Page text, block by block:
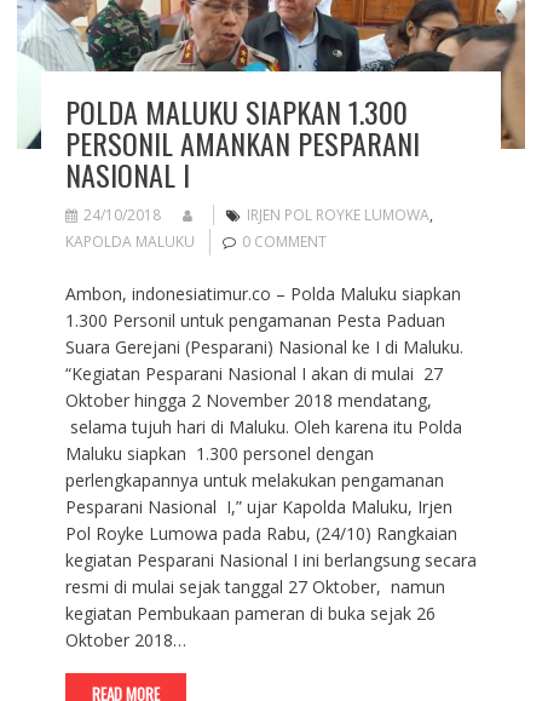
POLDA MALUKU SIAPKAN 1.300
PERSONIL AMANKAN PESPARANI
NASIONAL I
24/10/2018 IRJEN POL ROYKE LUMOWA,
KAPOLDA MALUKU
0 COMMENT
Ambon, indonesiatimur.co – Polda Maluku siapkan
1.300 Personil untuk pengamanan Pesta Paduan
Suara Gerejani (Pesparani) Nasional ke I di Maluku.
“Kegiatan Pesparani Nasional I akan di mulai 27
Oktober hingga 2 November 2018 mendatang,
selama tujuh hari di Maluku. Oleh karena itu Polda
Maluku siapkan 1.300 personel dengan
perlengkapannya untuk melakukan pengamanan
Pesparani Nasional I,” ujar Kapolda Maluku, Irjen
Pol Royke Lumowa pada Rabu, (24/10) Rangkaian
kegiatan Pesparani Nasional I ini berlangsung secara
resmi di mulai sejak tanggal 27 Oktober, namun
kegiatan Pembukaan pameran di buka sejak 26
Oktober 2018…
READ MORE